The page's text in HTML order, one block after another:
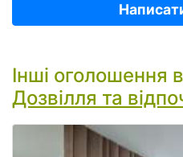
Інші оголошення в
Дозвілля та